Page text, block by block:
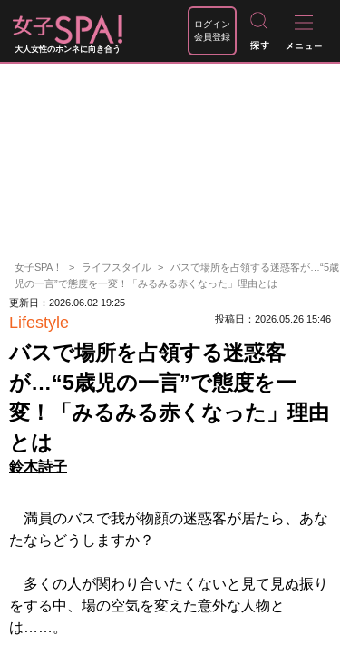
大人女性のホンネに向き合う
ログイン
会員登録
女子SPA！ ライフスタイル
バスで場所を占領する迷惑客が…“5歳
児の一言”で態度を一変！「みるみる赤くなった」理由とは
更新日：2026.06.02 19:25
Lifestyle 投稿日：2026.05.26 15:46
バスで場所を占領する迷惑客
が…“5歳児の一言”で態度を一
変！「みるみる赤くなった」理由
とは
鈴木詩子
満員のバスで我が物顔の迷惑客が居たら、あな
たならどうしますか？
多くの人が関わり合いたくないと見て見ぬ振り
をする中、場の空気を変えた意外な人物と
は……。